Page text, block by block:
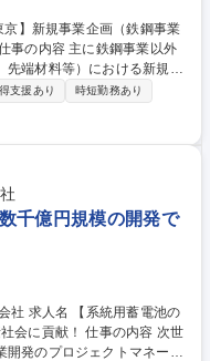
先端材料等）における新規事
ただきます。経営層への計
で
/新規事業のビジネスモデル
投資判断）/事業化に向けたP
ーとの連携構築・交渉（ア
や経営層への報告・提案 ※
ィクス/環境・リサイクル/新
支援あり
時短勤務あり
千億円規模の開発で
池の
仕事の内容 次世
開発のプロジェクトマネージ